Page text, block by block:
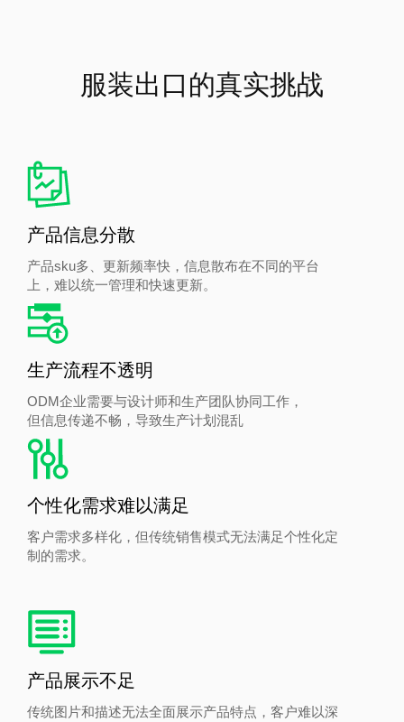
服装出口的真实挑战
产品信息分散
产品sku多、更新频率快，信息散布在不同的平台
上，难以统一管理和快速更新。
生产流程不透明
ODM企业需要与设计师和生产团队协同工作，
但信息传递不畅，导致生产计划混乱
个性化需求难以满足
客户需求多样化，但传统销售模式无法满足个性化定
制的需求。
产品展示不足
传统图片和描述无法全面展示产品特点，客户难以深